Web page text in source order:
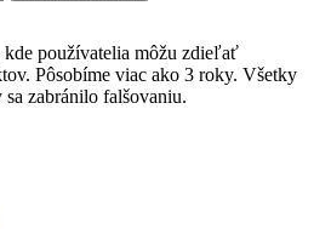
používatelia môžu zdieľať
Pôsobíme viac ako 3 roky. Všetky
sa zabránilo falšovaniu.